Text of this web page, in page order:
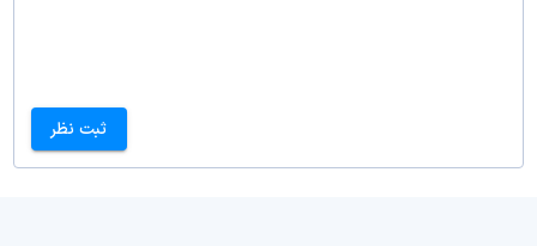
ثبت نظر